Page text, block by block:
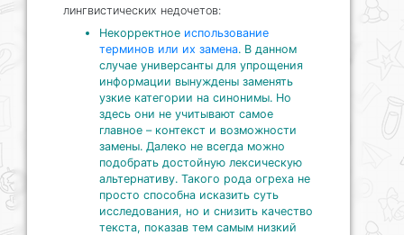
лингвистических недочетов:
Некорректное использование
терминов или их замена. В данном
случае универсанты для упрощения
информации вынуждены заменять
узкие категории на синонимы. Но
здесь они не учитывают самое
главное – контекст и возможности
замены. Далеко не всегда можно
подобрать достойную лексическую
альтернативу. Такого рода огреха не
просто способна исказить суть
исследования, но и снизить качество
текста, показав тем самым низкий